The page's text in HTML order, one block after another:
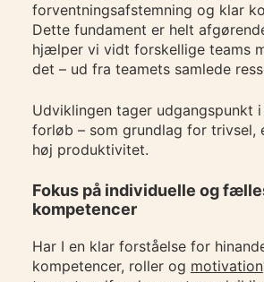
forventningsafstemning og klar
Dette fundament er helt
hjælper vi vidt forskellige teams
det – ud fra teamets samlede
Udviklingen tager udgangspunkt
forløb – som grundlag for trivsel,
høj produktivitet.
Fokus på individuelle og
kompetencer
Har I en klar forståelse for
kompetencer, roller og motivation